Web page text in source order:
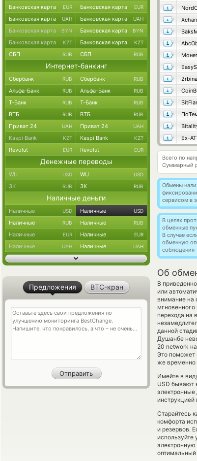
2rbina
Ex-
Всего по
Суммарный
Обмены
сервисом в
В целях
обменные
В случае
обменную
соблюдения
Об
В
или
внимание на
мгновенного
перехода на
данной
Душанбе
20 network
Это поможет
же временно
Имейте в
USD бывают
электронные
инструкцией
Старайтесь
комфорта
и резервов.
используйте
электронную
оптимальный
Банковская карта EUR Банковская карта EUR
Банковская карта UAH Банковская карта UAH
Банковская карта BYN Банковская карта BYN
Банковская карта KZT Банковская карта KZT
СБП RUB СБП RUB
Интернет-банкинг
Сбербанк RUB Сбербанк RUB
Альфа-Банк RUB Альфа-Банк RUB
Т-Банк RUB Т-Банк RUB
ВТБ RUB ВТБ RUB
Приват 24 UAH Приват 24 UAH
Kaspi Bank KZT Kaspi Bank KZT
Revolut EUR Revolut EUR
Денежные переводы
WU USD WU USD
ЗК RUB ЗК RUB
Наличные деньги
Наличные USD Наличные USD
Наличные RUB Наличные RUB
Наличные EUR Наличные EUR
Наличные UAH Наличные UAH
Предложения BTC-кран